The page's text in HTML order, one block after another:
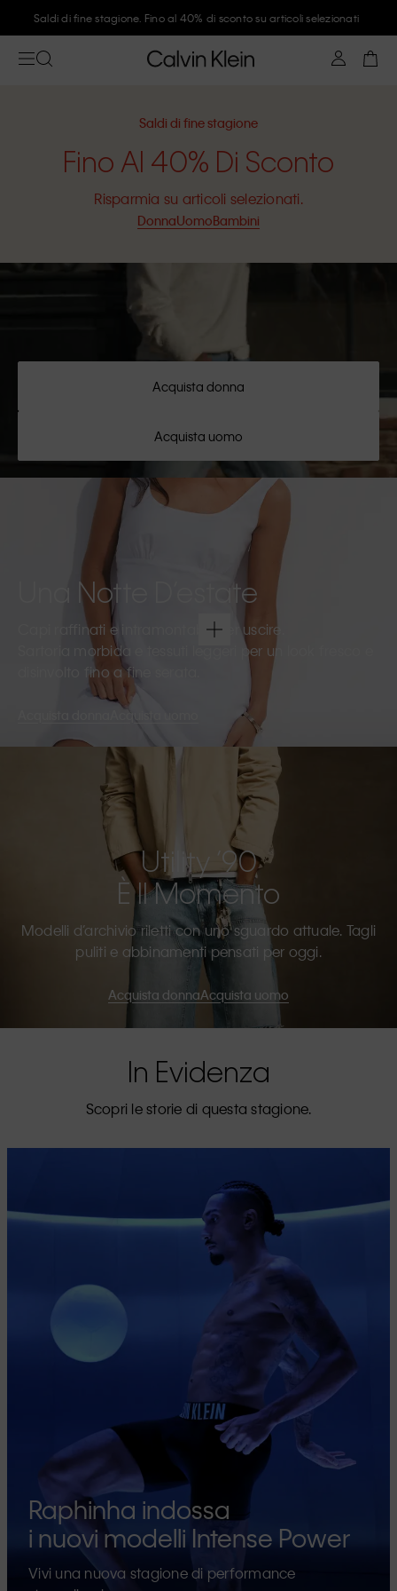
Saldi di fine stagione. Fino al 40% di sconto su articoli selezionati
Saldi di fine stagione
Fino Al 40% Di Sconto
Risparmia su articoli selezionati.
DonnaUomoBambini
Acquista donna
Acquista uomo
Una Notte D’estate
Capi raffinati e intramontabili per uscire.
Sartoria morbida e tessuti leggeri per un look fresco e
disinvolto fino a fine serata.
Acquista uomo
Utility ’90
È Il Momento
Modelli d’archivio riletti con uno sguardo attuale. Tagli
puliti e abbinamenti pensati per oggi.
Acquista donnaAcquista uomo
In Evidenza
Scopri le storie di questa stagione.
Raphinha indossa
i nuovi modelli Intense Power
Vivi una nuova stagione di performance